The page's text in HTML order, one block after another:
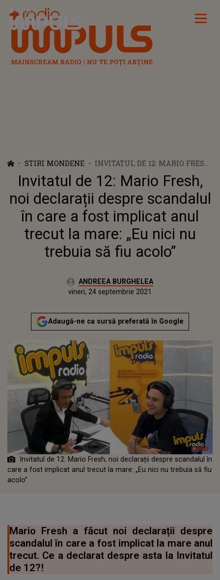
Radio Impuls
STIRI MONDENE
INVITATUL DE 12: MARIO FRESH,
NOI DECLARAȚII DESPRE
SCANDALUL ÎN CARE A FOST
IMPLICAT ANUL TRECUT LA
MARE: „EU NICI NU TREBUIA SĂ
FIU ACOLO”
Invitatul de 12: Mario Fresh,
noi declarații despre scandalul
în care a fost implicat anul
trecut la mare: „Eu nici nu
trebuia să fiu acolo”
Autor:ANDREEA BURGHELEA
Publicat:
vineri, 24 septembrie 2021
Adaugă-ne ca sursă preferată în Google
Invitatul de 12: Mario Fresh, noi declarații despre scandalul în
care a fost implicat anul trecut la mare: „Eu nici nu trebuia să fiu
acolo”
Mario Fresh a făcut noi declarații despre
scandalul în care a fost implicat la mare anul
trecut. Ce a declarat despre asta la Invitatul
de 12?!